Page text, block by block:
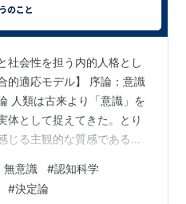
社会性を担う内的人格とし
的適応モデル】 序論：意識
人類は古来より「意識」を
体として捉えてきた。とり
じる主観的な質感である
レム（説明不可能な最大
しかし、この「神秘的な
意識 #認知科学
#決定論